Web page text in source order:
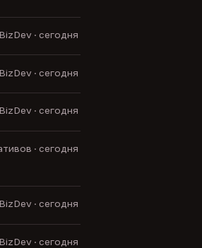
· сегодня
· сегодня
· сегодня
· сегодня
· сегодня
· сегодня